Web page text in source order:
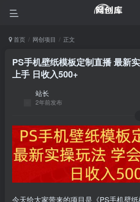
首页 网创项目 正文
PS手机壁纸模板定制直播 最新
上手 日收入500+
站长
2年前发布
今天给大家带来的项目是《PS手机壁